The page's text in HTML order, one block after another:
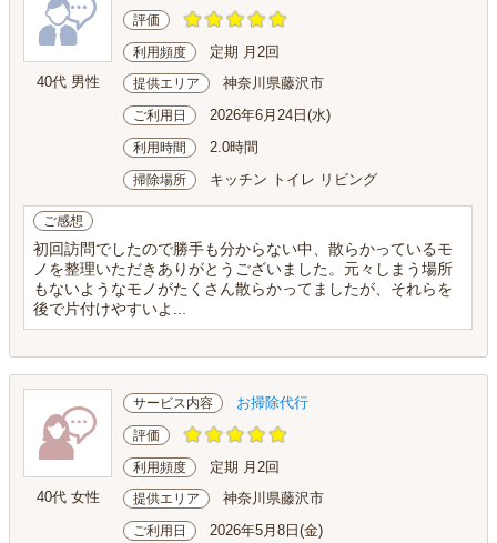
40代 男性
評価
利用頻度 定期 月2回
提供エリア 神奈川県藤沢市
ご利用日 2026年6月24日(水)
利用時間 2.0時間
掃除場所 キッチン トイレ リビング
ご感想
初回訪問でしたので勝手も分からない中、散らかっているモ
ノを整理いただきありがとうございました。元々しまう場所
もないようなモノがたくさん散らかってましたが、それらを
後で片付けやすいよ...
40代 女性
サービス内容 お掃除代行
評価
利用頻度 定期 月2回
提供エリア 神奈川県藤沢市
ご利用日 2026年5月8日(金)